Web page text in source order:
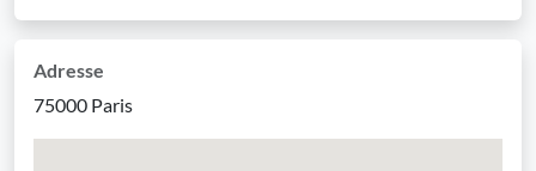
Adresse
75000 Paris